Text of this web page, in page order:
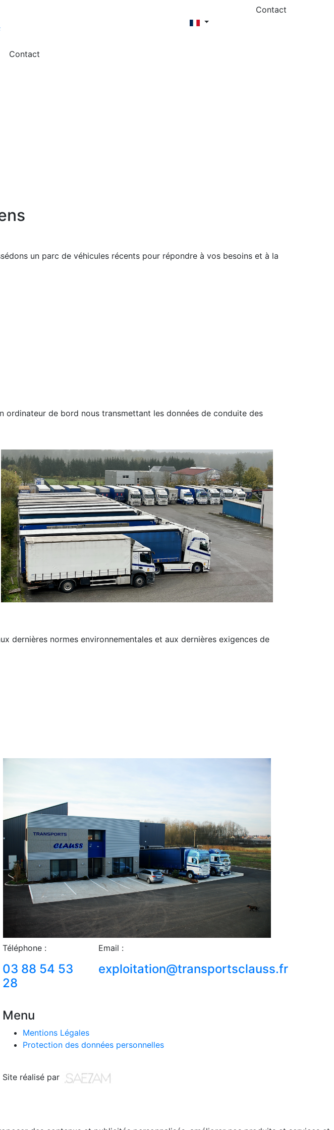
Contact
Contact
un parc de véhicules récents pour répondre à vos besoins et à la
ordinateur de bord nous transmettant les données de conduite des
dernières normes environnementales et aux dernières exigences de
Téléphone :
03 88 54 53
28
Email :
exploitation@transportsclauss.fr
Menu
Mentions Légales
Protection des données personnelles
Site réalisé par